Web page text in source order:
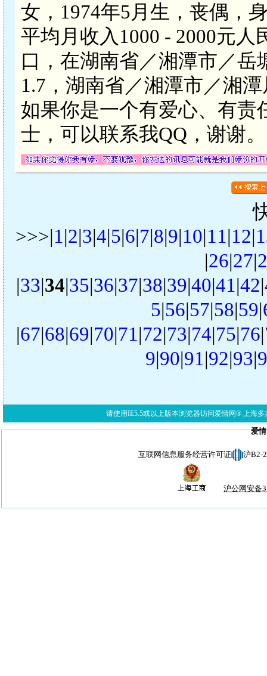
女，1974年5月生，丧偶，
平均月收入1000 - 2000元
口，在湖南省／湘潭市／岳
1.7，湖南省／湘潭市／湘
如果你是一个有爱心、有责
士，可以联系我QQ，谢谢。
>>>|1|2|3|4|5|6|7|8|9|10|11|12|
|26|27|
|33|34|35|36|37|38|39|40|41|42|
5|56|57|58|59|
|67|68|69|70|71|72|73|74|75|76|
9|90|91|92|93|
请使用IE5.5或以上版本浏览器访问爱情网® 上海多
爱
互联网信息服务经营许可证 沪B2-
沪公网安备